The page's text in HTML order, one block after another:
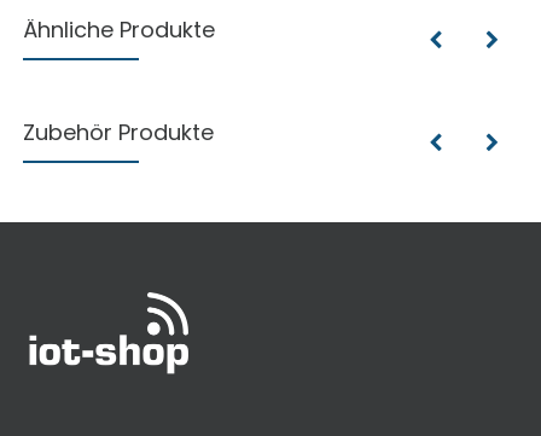
Ähnliche Produkte
Zubehör Produkte